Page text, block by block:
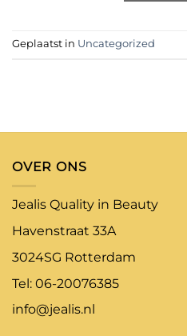
Geplaatst in Uncategorized
OVER ONS
Jealis Quality in Beauty
Havenstraat 33A
3024SG Rotterdam
Tel: 06-20076385
info@jealis.nl